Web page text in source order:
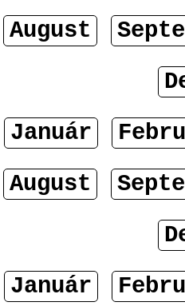
August
Január
August
Január